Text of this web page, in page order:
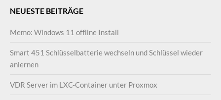
NEUESTE BEITRÄGE
Memo: Windows 11 offline Install
Smart 451 Schlüsselbatterie wechseln und Schlüssel wieder
anlernen
VDR Server im LXC-Container unter Proxmox